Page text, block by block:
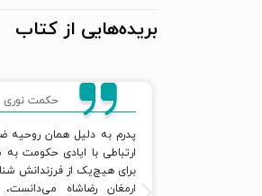
بریده‌هایی از کتاب
حکمت نوری
پدرم به دلیل همان روحیه
ارتباطی با ایادی حکومت
برای هیچ‌یک از فرزندانش